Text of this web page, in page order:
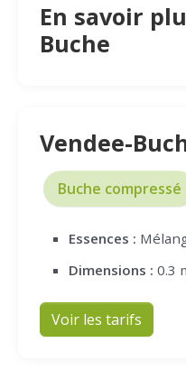
En savoir
Buche
Vendee-
Buche compressé
Essences :
Dimensions : 0.3
Voir les tarifs